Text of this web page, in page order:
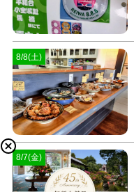
8/8(土)
8/7(金)